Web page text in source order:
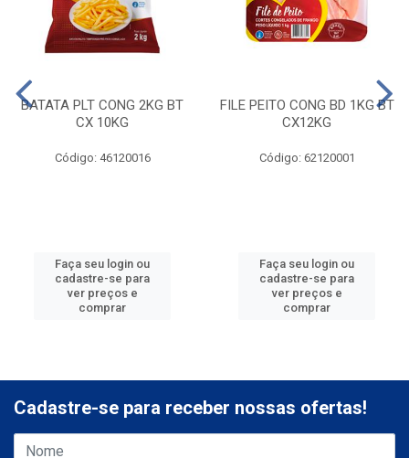
BATATA PLT CONG 2KG BT
CX 10KG
Código: 46120016
Faça seu login ou
cadastre-se para
ver preços e
comprar
FILE PEITO CONG BD 1KG BT
CX12KG
Código: 62120001
Faça seu login ou
cadastre-se para
ver preços e
comprar
Cadastre-se para receber nossas ofertas!